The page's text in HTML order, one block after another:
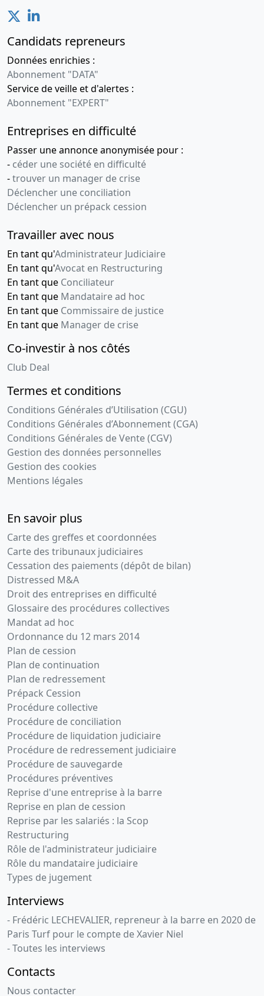
Candidats repreneurs
Données enrichies :
Abonnement "DATA"
Service de veille et d'alertes :
Abonnement "EXPERT"
Entreprises en difficulté
Passer une annonce anonymisée pour :
- céder une société en difficulté
-trouver un manager de crise
Déclencher une conciliation
Déclencher un prépack cession
Travailler avec nous
En tant qu'Administrateur Judiciaire
En tant qu'Avocat en Restructuring
En tant que Conciliateur
En tant que Mandataire ad hoc
En tant que Commissaire de justice
En tant que Manager de crise
Co-investir à nos côtés
Club Deal
Termes et conditions
Conditions Générales d’Utilisation (CGU)
Conditions Générales d’Abonnement (CGA)
Conditions Générales de Vente (CGV)
Gestion des données personnelles
Gestion des cookies
Mentions légales
En savoir plus
Carte des greffes et coordonnées
Carte des tribunaux judiciaires
Cessation des paiements (dépôt de bilan)
Distressed M&A
Droit des entreprises en difficulté
Glossaire des procédures collectives
Mandat ad hoc
Ordonnance du 12 mars 2014
Plan de cession
Plan de continuation
Plan de redressement
Prépack Cession
Procédure collective
Procédure de conciliation
Procédure de liquidation judiciaire
Procédure de redressement judiciaire
Procédure de sauvegarde
Procédures préventives
Reprise d'une entreprise à la barre
Reprise en plan de cession
Reprise par les salariés : la Scop
Restructuring
Rôle de l'administrateur judiciaire
Rôle du mandataire judiciaire
Types de jugement
Interviews
- Frédéric LECHEVALIER, repreneur à la barre en 2020 de
Paris Turf pour le compte de Xavier Niel
- Toutes les interviews
Contacts
Nous contacter